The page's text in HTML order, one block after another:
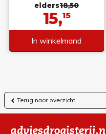
elders18,50
15,15
In winkelmand
Terug naar overzicht